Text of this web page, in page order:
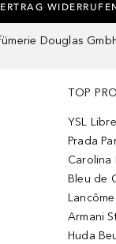
Douglas
TOP
YSL Libre
Prada
Carolina
Bleu de
Armani
Huda